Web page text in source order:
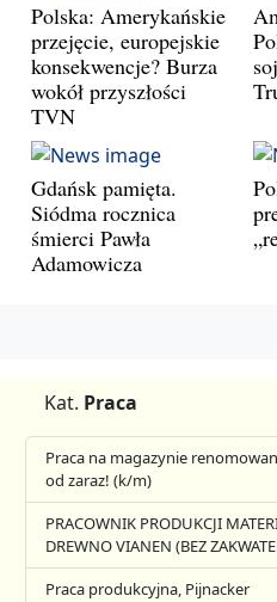
Polska: Amerykańskie
przejęcie, europejskie
konsekwencje? Burza
wokół przyszłości
TVN
Gdańsk pamięta.
Siódma rocznica
śmierci Pawła
Adamowicza
Kat. Praca
Praca na magazynie
od zaraz! (k/m)
PRACOWNIK PRODUKCJI
DREWNO VIANEN (BEZ
Praca produkcyjna, Pijnacker